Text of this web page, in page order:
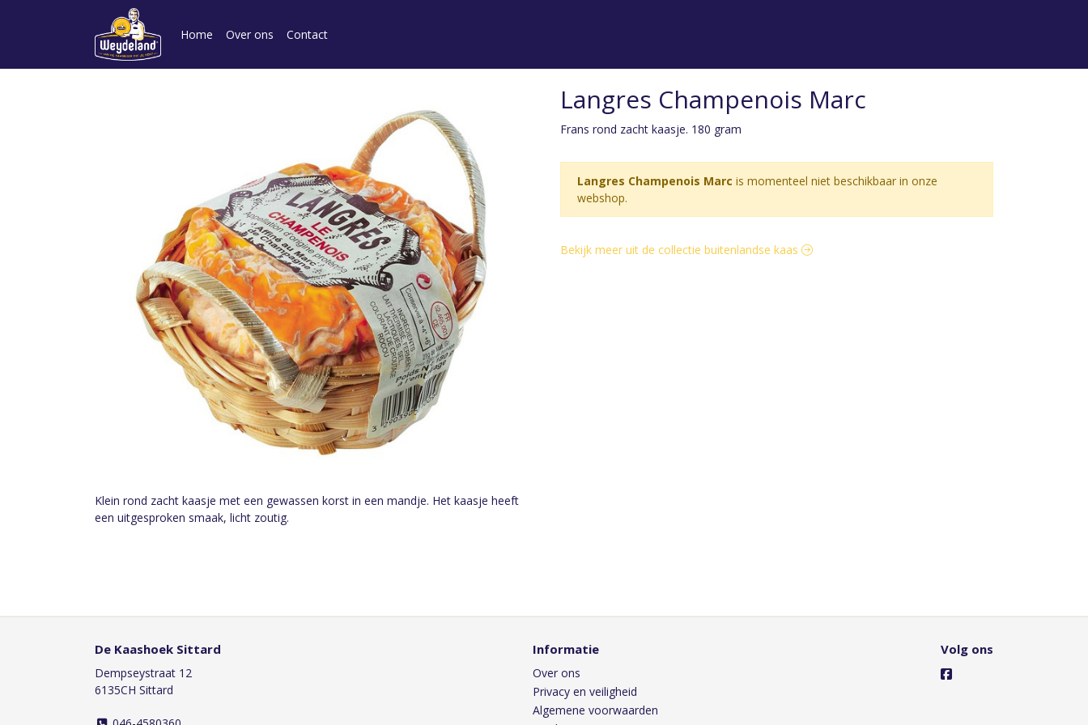
Home Over ons Contact
Klein rond zacht kaasje met een gewassen korst in een mandje. Het kaasje heeft
een uitgesproken smaak, licht zoutig.
Langres Champenois Marc
Frans rond zacht kaasje. 180 gram
Langres Champenois Marc is momenteel niet beschikbaar in onze
webshop.
Bekijk meer uit de collectie buitenlandse kaas
De Kaashoek Sittard
Dempseystraat 12
6135CH Sittard
Informatie
Over ons
Privacy en veiligheid
Algemene voorwaarden
Volg ons